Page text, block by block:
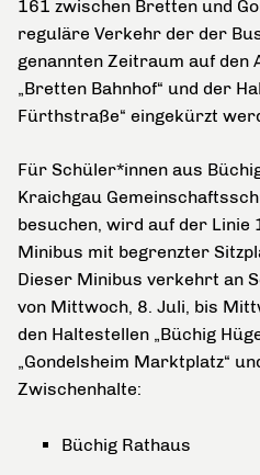
161 zwischen Bretten und
reguläre Verkehr der der
genannten Zeitraum auf den
„Bretten Bahnhof“ und der
Fürthstraße“ eingekürzt
Für Schüler*innen aus
Kraichgau
besuchen, wird auf der Linie
Minibus mit begrenzter
Dieser Minibus verkehrt an
von Mittwoch, 8. Juli, bis
den Haltestellen „Büchig
„Gondelsheim Marktplatz“
Zwischenhalte:
Büchig Rathaus